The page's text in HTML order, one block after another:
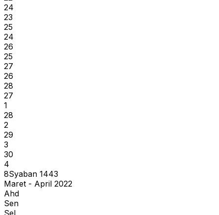
24
23
25
24
26
25
27
26
28
27
1
28
2
29
3
30
4
8Syaban 1443
Maret - April 2022
Ahd
Sen
Sel